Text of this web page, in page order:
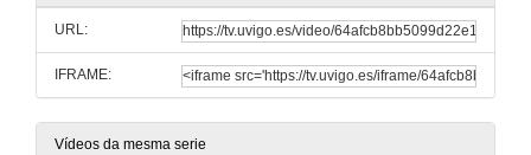
URL:
IFRAME:
Vídeos da mesma serie
5 de xul. de 2023